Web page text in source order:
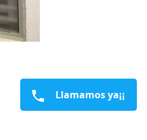
Llamamos ya¡¡